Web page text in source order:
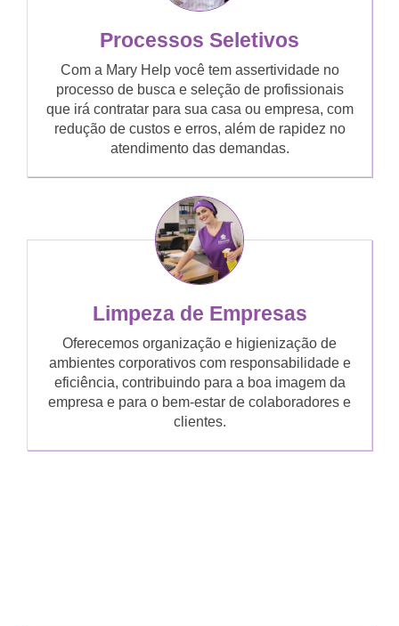
Processos Seletivos
Com a Mary Help você tem assertividade no
processo de busca e seleção de profissionais
que irá contratar para sua casa ou empresa, com
redução de custos e erros, além de rapidez no
atendimento das demandas.
Limpeza de Empresas
Oferecemos organização e higienização de
ambientes corporativos com responsabilidade e
eficiência, contribuindo para a boa imagem da
empresa e para o bem-estar de colaboradores e
clientes.